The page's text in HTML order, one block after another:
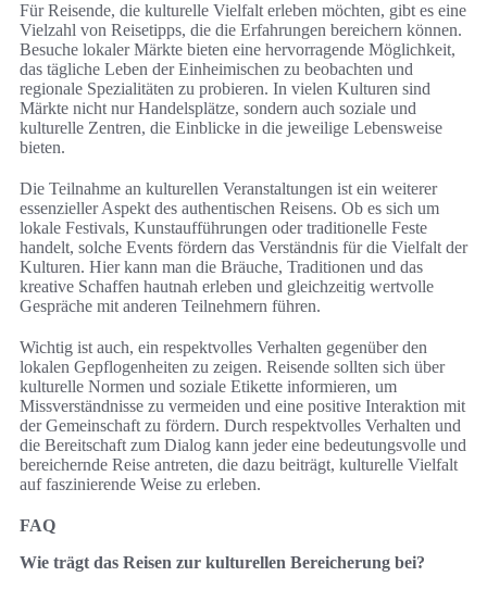
Für Reisende, die kulturelle Vielfalt erleben möchten, gibt es eine
Vielzahl von Reisetipps, die die Erfahrungen bereichern können.
Besuche lokaler Märkte bieten eine hervorragende Möglichkeit,
das tägliche Leben der Einheimischen zu beobachten und
regionale Spezialitäten zu probieren. In vielen Kulturen sind
Märkte nicht nur Handelsplätze, sondern auch soziale und
kulturelle Zentren, die Einblicke in die jeweilige Lebensweise
bieten.
Die Teilnahme an kulturellen Veranstaltungen ist ein weiterer
essenzieller Aspekt des authentischen Reisens. Ob es sich um
lokale Festivals, Kunstaufführungen oder traditionelle Feste
handelt, solche Events fördern das Verständnis für die Vielfalt der
Kulturen. Hier kann man die Bräuche, Traditionen und das
kreative Schaffen hautnah erleben und gleichzeitig wertvolle
Gespräche mit anderen Teilnehmern führen.
Wichtig ist auch, ein respektvolles Verhalten gegenüber den
lokalen Gepflogenheiten zu zeigen. Reisende sollten sich über
kulturelle Normen und soziale Etikette informieren, um
Missverständnisse zu vermeiden und eine positive Interaktion mit
der Gemeinschaft zu fördern. Durch respektvolles Verhalten und
die Bereitschaft zum Dialog kann jeder eine bedeutungsvolle und
bereichernde Reise antreten, die dazu beiträgt, kulturelle Vielfalt
auf faszinierende Weise zu erleben.
FAQ
Wie trägt das Reisen zur kulturellen Bereicherung bei?